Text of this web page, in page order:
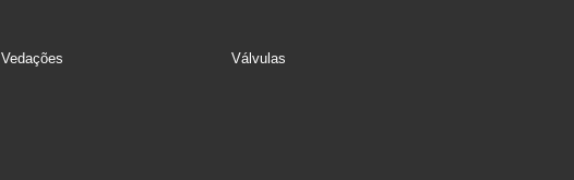
Vedações Válvulas